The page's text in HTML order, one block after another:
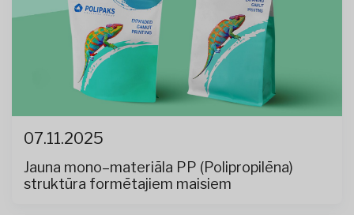
07.11.2025
Jauna mono–materiāla PP (Polipropilēna)
struktūra formētajiem maisiem